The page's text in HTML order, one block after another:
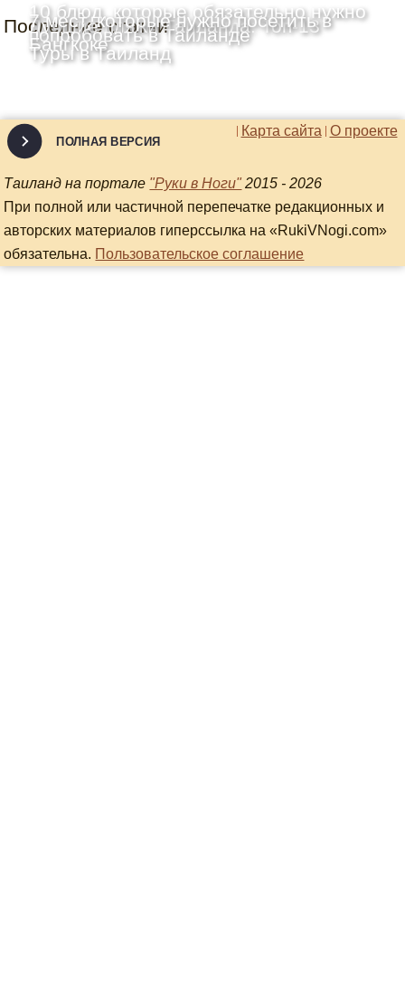
Последние статьи
Лучшие пляжи Таиланда: Топ-13
10 блюд, которые обязательно нужно
попробовать в Таиланде
7 мест, которые нужно посетить в
Бангкоке
Туры в Таиланд
О проекте
Карта сайта
ПОЛНАЯ ВЕРСИЯ
Таиланд на портале "Руки в Ноги" 2015 - 2026
При полной или частичной перепечатке редакционных и
авторских материалов гиперссылка на «RukiVNogi.com»
обязательна. Пользовательское соглашение